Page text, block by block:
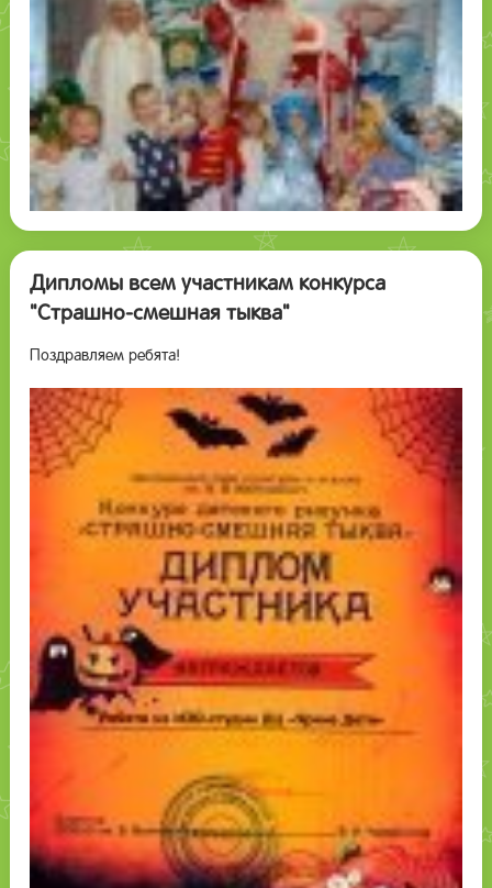
Дипломы всем участникам конкурса
"Страшно-смешная тыква"
Поздравляем ребята!